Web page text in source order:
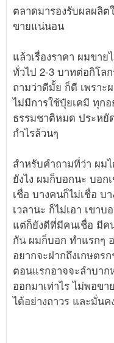
ตลาดมารองรับผลผลิต
ขายแน่นอน
แล้วเรื่องราคา ผมขา
ทั่วไป 2-3 บาทต่อกิโล
ถามว่าดีมั้ย ก็ดี เพราะ
ไม่มีการใช้ปุ๋ยเคมี ทุกอ
ธรรมชาติหมด ประหยั
กำไรล้วนๆ
สำหรับคำถามที่ว่า ผม
ยังไง ผมก็บอกนะ บอ
เชื่อ บางคนก็ไม่เชื่อ บ
เวลานะ ก็ไม่เอา เขา
แต่ก็ยังดีที่มีคนเชื่อ มี
กัน ผมก็บอก ทำแรกๆ
อยากจะฝากถึงเกษตร
ตอนแรกอาจจะลำบา
ออกมาเท่าไร ไม่พอข
ได้อย่างถาวร และมั่นค